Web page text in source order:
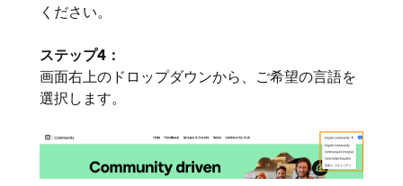
ください。
ステップ4：
画面右上のドロップダウンから、ご希望の言語を
選択します。